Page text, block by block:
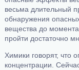
весьма длительный
обнаружения
вещества до
пройти достаточно
Химики говорят, что
концентрации.